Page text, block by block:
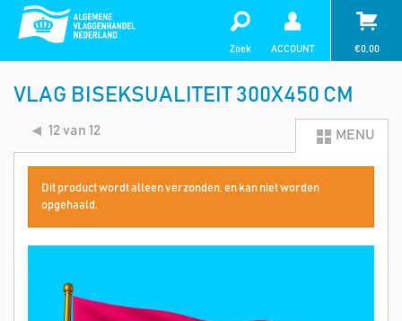
Zoek ACCOUNT €0,00
VLAG BISEKSUALITEIT 300X450 CM
12 van 12 MENU
Dit product wordt alleen verzonden, en kan niet worden
opgehaald.